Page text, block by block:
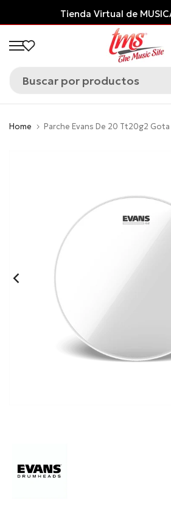
al
contenido
Tienda Virtual de
Home Parche Evans De 20 Tt20g2